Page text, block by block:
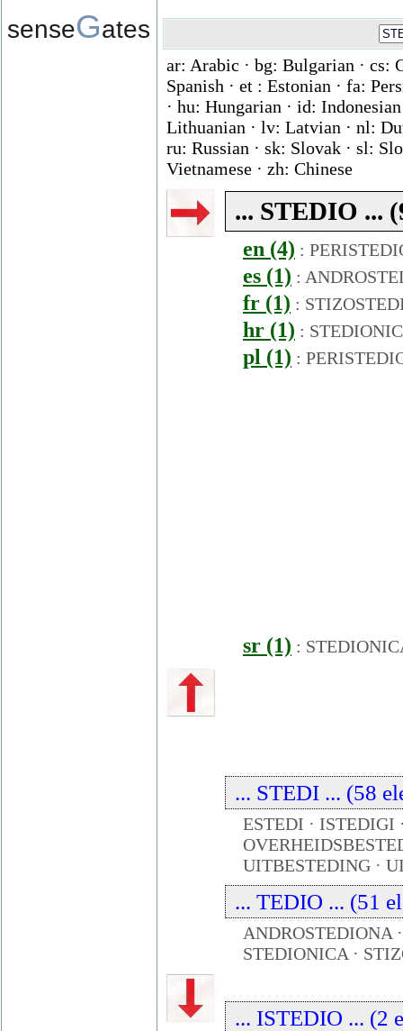
senseGates
ar: Arabic · bg: Bulgarian · cs:
Spanish · et : Estonian · fa:
· hu: Hungarian · id:
Lithuanian · lv: Latvian · nl:
ru: Russian · sk: Slovak · sl:
Vietnamese · zh: Chinese
... STEDIO ...
en (4) :
es (1) :
fr (1) :
hr (1) :
pl (1) :
sr (1) :
... STEDI ... (58
ESTEDI · ISTEDIGI
UITBESTEDING ·
... TEDIO ... (51
ANDROSTEDIONA
STEDIONICA ·
... ISTEDIO ... (2